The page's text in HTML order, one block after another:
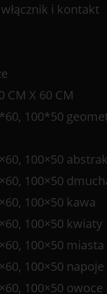
i kontakt
CM X 60 CM
100*50
100×50
100×50
100×50 kawa
100×50 kwiaty
100×50 miasta
100×50 napoje
100×50 owoce